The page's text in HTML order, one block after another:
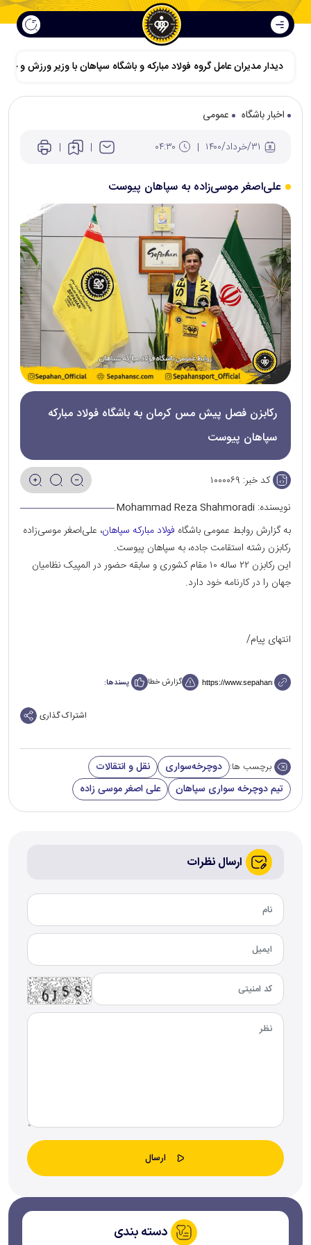
دیدار مدیران عامل گروه فولاد مبارکه و باشگاه سپاهان با وزیر ورزش و
اخبار باشگاه
عمومی
علی‌اصغر موسی‌زاده به سپاهان پیوست
رکابزن فصل پیش مس کرمان به باشگاه فولاد مبارکه
سپاهان پیوست
کد خبر: ۱۰۰۰۰۶۹
نویسنده: Mohammad Reza Shahmoradi
به گزارش روابط عمومی باشگاه فولاد مبارکه سپاهان، علی‌اصغر موسی‌زاده
رکابزن رشته استقامت جاده، به سپاهان پیوست.
این رکابزن ۲۲ ساله ۱۰ مقام کشوری و سابقه حضور در المپیک نظامیان
جهان را در کارنامه خود دارد.
انتهای پیام/
گزارش خطا پسندها:
اشتراک گذاری
برچسب ها: دوچرخه‌سواری
نقل و انتقالات
تیم دوچرخه سواری سپاهان
علی اصغر موسی زاده
ارسال نظرات
دسته بندی